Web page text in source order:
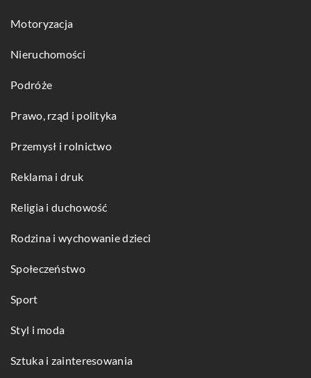
Motoryzacja
Nieruchomości
Podróże
Prawo, rząd i polityka
Przemysł i rolnictwo
Reklama i druk
Religia i duchowość
Rodzina i wychowanie dzieci
Społeczeństwo
Sport
Styl i moda
Sztuka i zainteresowania